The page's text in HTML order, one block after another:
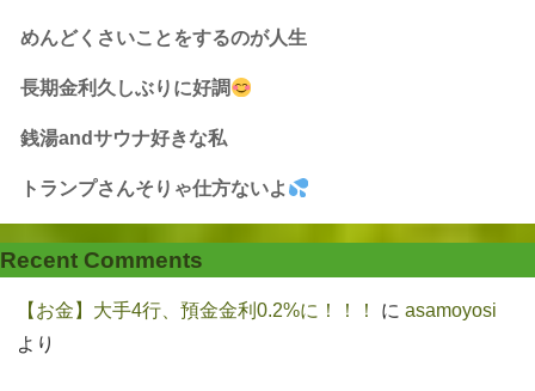
めんどくさいことをするのが人生
長期金利久しぶりに好調
銭湯andサウナ好きな私
トランプさんそりゃ仕方ないよ
Recent Comments
【お金】大手4行、預金金利0.2%に！！！ に asamoyosi
より